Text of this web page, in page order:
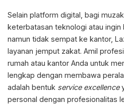
Selain platform digital, bagi
keterbatasan teknologi atau ingin
namun tidak sempat ke kantor,
layanan jemput zakat. Amil
rumah atau kantor Anda untuk
lengkap dengan membawa
adalah bentuk service excellence
personal dengan profesionalitas